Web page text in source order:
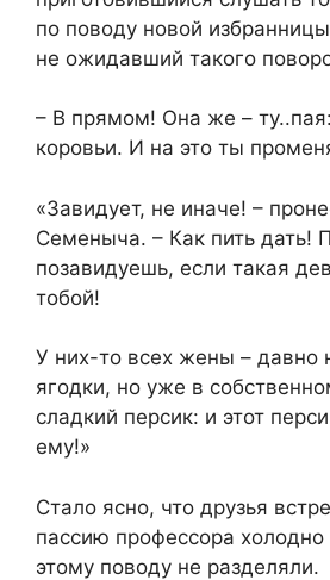
по поводу новой
не ожидавший такого
– В прямом! Она же – ту..пая:
коровьи. И на это ты
«Завидует, не иначе! –
Семеныча. – Как пить дать!
позавидуешь, если такая
тобой!
У них-то всех жены – давно
ягодки, но уже в
сладкий персик: и этот
ему!»
Стало ясно, что друзья
пассию профессора холодно
этому поводу не разделяли.